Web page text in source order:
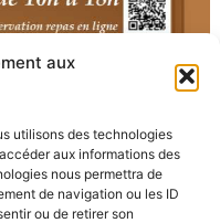
aux
utilisons des technologies
aux informations des
nous permettra de
de navigation ou les ID
ou de retirer son
pm-
décembre 1,
Ablis